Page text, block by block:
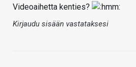
Videoaihetta kenties?
Kirjaudu sisään vastataksesi